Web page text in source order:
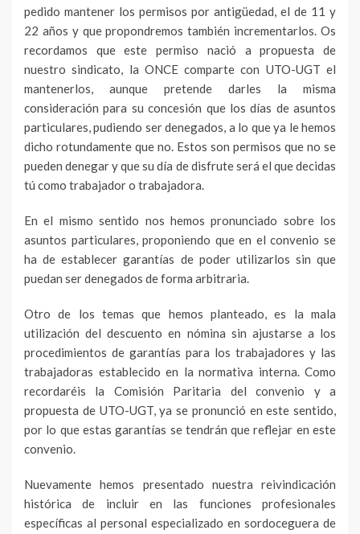
pedido mantener los permisos por antigüedad, el de 11 y
22 años y que propondremos también incrementarlos. Os
recordamos que este permiso nació a propuesta de
nuestro sindicato, la ONCE comparte con UTO-UGT el
mantenerlos, aunque pretende darles la misma
consideración para su concesión que los días de asuntos
particulares, pudiendo ser denegados, a lo que ya le hemos
dicho rotundamente que no. Estos son permisos que no se
pueden denegar y que su día de disfrute será el que decidas
tú como trabajador o trabajadora.
En el mismo sentido nos hemos pronunciado sobre los
asuntos particulares, proponiendo que en el convenio se
ha de establecer garantías de poder utilizarlos sin que
puedan ser denegados de forma arbitraria.
Otro de los temas que hemos planteado, es la mala
utilización del descuento en nómina sin ajustarse a los
procedimientos de garantías para los trabajadores y las
trabajadoras establecido en la normativa interna. Como
recordaréis la Comisión Paritaria del convenio y a
propuesta de UTO-UGT, ya se pronunció en este sentido,
por lo que estas garantías se tendrán que reflejar en este
convenio.
Nuevamente hemos presentado nuestra reivindicación
histórica de incluir en las funciones profesionales
específicas al personal especializado en sordoceguera de